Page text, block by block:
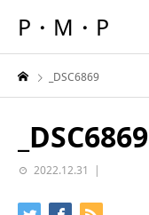
P・M・P
_DSC6869
_DSC6869
2022.12.31